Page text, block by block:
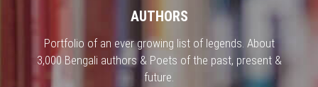
AUTHORS
Portfolio of an ever growing list of legends. About
3,000 Bengali authors & Poets of the past, present &
future.